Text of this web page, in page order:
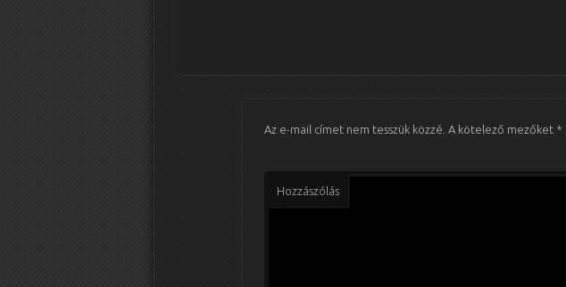
Az e-mail címet nem tesszük közzé. A kötelező mezőket *
Hozzászólás